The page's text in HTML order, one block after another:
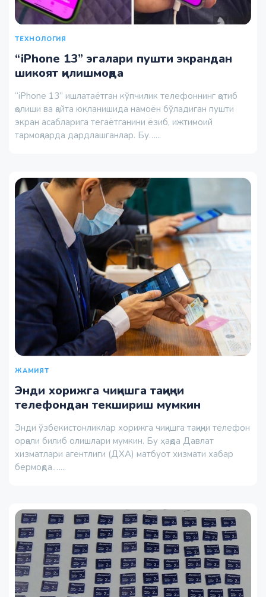
ТЕХНОЛОГИЯ
“iPhone 13” эгалари пушти экрандан
шикоят қилишмоқда
“iPhone 13” ишлатаётган кўпчилик телефоннинг қотиб
қолиши ва қайта юкланишида намоён бўладиган пушти
экран асабларига тегаётганини ёзиб, ижтимоий
тармоқларда дардлашганлар. Бу…...
ЖАМИЯТ
Энди хорижга чиқишга тақиқни
телефондан текшириш мумкин
Энди ўзбекистонликлар хорижга чиқишга тақиқни телефон
орқали билиб олишлари мумкин. Бу ҳақда Давлат
хизматлари агентлиги (ДХА) матбуот хизмати хабар
бермоқда.…...